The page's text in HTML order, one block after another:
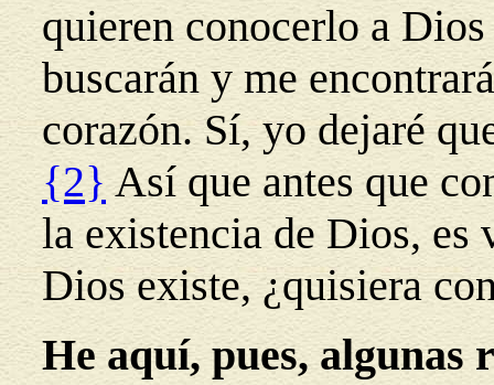
quieren conocerlo a
buscarán y me
corazón. Sí, yo dejaré
{2}Así que antes que
la existencia de Dios, es
Dios existe, ¿quisiera
He aquí, pues, algunas